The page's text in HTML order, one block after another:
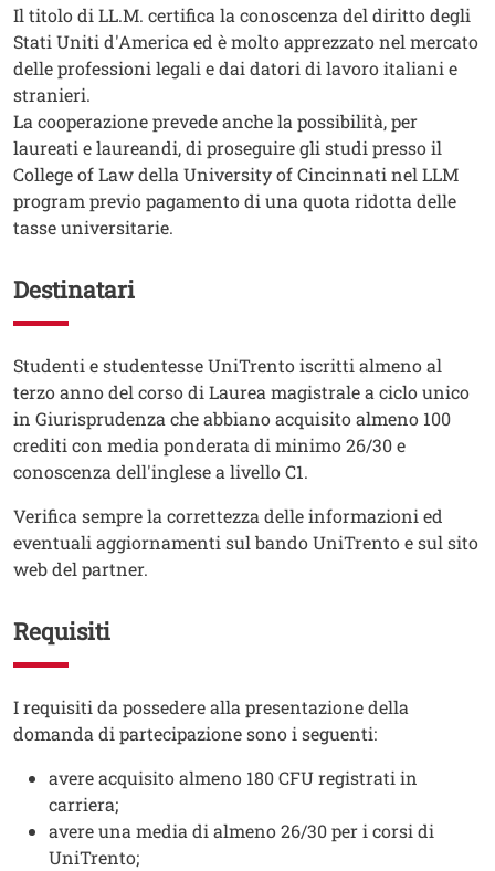
Il titolo di LL.M. certifica la conoscenza del diritto degli
Stati Uniti d'America ed è molto apprezzato nel mercato
delle professioni legali e dai datori di lavoro italiani e
stranieri.
La cooperazione prevede anche la possibilità, per
laureati e laureandi, di proseguire gli studi presso il
College of Law della University of Cincinnati nel LLM
program previo pagamento di una quota ridotta delle
tasse universitarie.
Destinatari
Testo
Studenti e studentesse UniTrento iscritti almeno al
terzo anno del corso di Laurea magistrale a ciclo unico
in Giurisprudenza che abbiano acquisito almeno 100
crediti con media ponderata di minimo 26/30 e
conoscenza dell'inglese a livello C1.
Verifica sempre la correttezza delle informazioni ed
eventuali aggiornamenti sul bando UniTrento e sul sito
web del partner.
Requisiti
Testo
I requisiti da possedere alla presentazione della
domanda di partecipazione sono i seguenti:
avere acquisito almeno 180 CFU registrati in
carriera;
avere una media di almeno 26/30 per i corsi di
UniTrento;